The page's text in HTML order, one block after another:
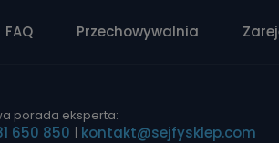
FAQ Przechowywalnia
porada eksperta:
650 850 | kontakt@sejfysklep.com